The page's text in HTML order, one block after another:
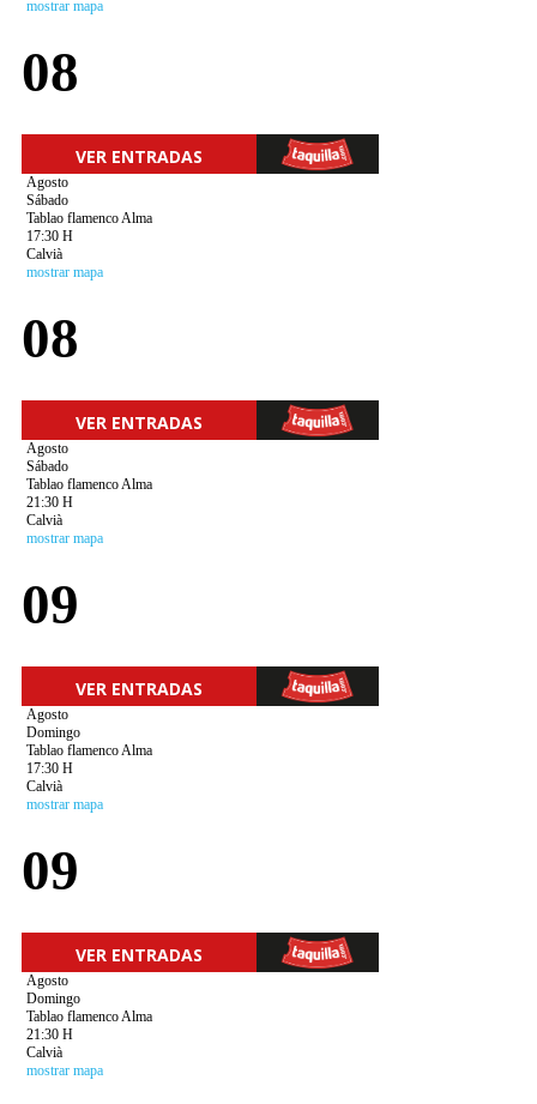
mostrar mapa
08
VER ENTRADAS
Agosto
Sábado
Tablao flamenco Alma
17:30 H
Calvià
mostrar mapa
08
VER ENTRADAS
Agosto
Sábado
Tablao flamenco Alma
21:30 H
Calvià
mostrar mapa
09
VER ENTRADAS
Agosto
Domingo
Tablao flamenco Alma
17:30 H
Calvià
mostrar mapa
09
VER ENTRADAS
Agosto
Domingo
Tablao flamenco Alma
21:30 H
Calvià
mostrar mapa